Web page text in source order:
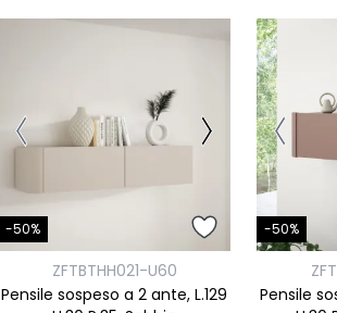
-50%
ZFTBTHH021-U60
Pensile sospeso a 2 ante, L.129
-50%
Pensile